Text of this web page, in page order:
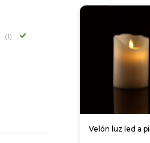
Velón luz led a
(1)